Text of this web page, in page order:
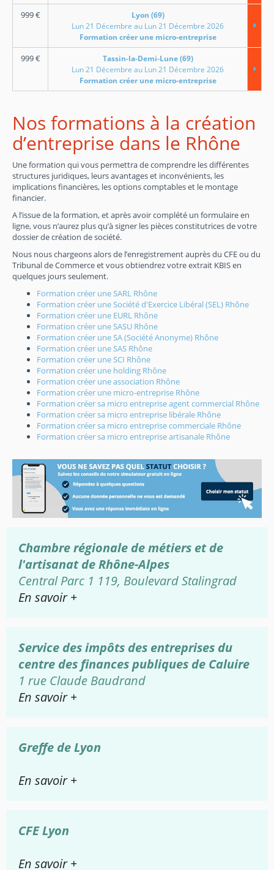
999€
Lyon (69)
Lun 21 Décembre au Lun 21 Décembre 2026
Formation créer une micro-entreprise
999€
Tassin-la-Demi-Lune (69)
Lun 21 Décembre au Lun 21 Décembre 2026
Formation créer une micro-entreprise
Nos formations à la création
d’entreprise dans le Rhône
Une formation qui vous permettra de comprendre les différentes
structures juridiques, leurs avantages et inconvénients, les
implications financières, les options comptables et le montage
financier.
A l’issue de la formation, et après avoir complété un formulaire en
ligne, vous n’aurez plus qu’à signer les pièces constitutrices de votre
dossier de création de société.
Nous nous chargeons alors de l’enregistrement auprès du CFE ou du
Tribunal de Commerce et vous obtiendrez votre extrait KBIS en
quelques jours seulement.
Formation créer une SARL Rhône
Formation créer une Société d'Exercice Libéral (SEL) Rhône
Formation créer une EURL Rhône
Formation créer une SASU Rhône
Formation créer une SA (Société Anonyme) Rhône
Formation créer une SAS Rhône
Formation créer une SCI Rhône
Formation créer une holding Rhône
Formation créer une association Rhône
Formation créer une micro-entreprise Rhône
Formation créer sa micro entreprise agent commercial Rhône
Formation créer sa micro entreprise libérale Rhône
Formation créer sa micro entreprise commerciale Rhône
Formation créer sa micro entreprise artisanale Rhône
Chambre régionale de métiers et de
l'artisanat de Rhône-Alpes
Central Parc 1 119, Boulevard Stalingrad
En savoir +
Service des impôts des entreprises du
centre des finances publiques de Caluire
1 rue Claude Baudrand
En savoir +
Greffe de Lyon
En savoir +
CFE Lyon
En savoir +